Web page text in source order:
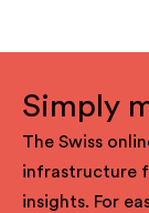
Simply
The Swiss
infrastructure
insights. For